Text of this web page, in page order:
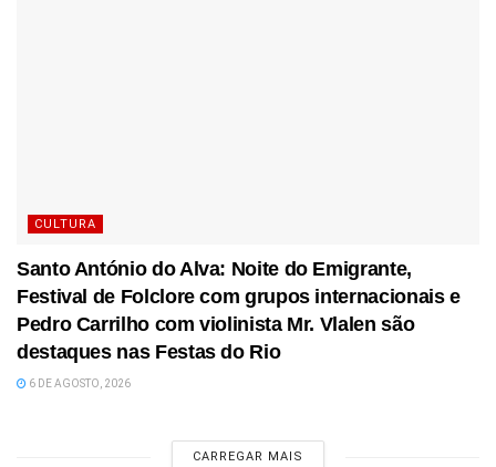
CULTURA
Santo António do Alva: Noite do Emigrante,
Festival de Folclore com grupos internacionais e
Pedro Carrilho com violinista Mr. Vlalen são
destaques nas Festas do Rio
6 DE AGOSTO, 2026
CARREGAR MAIS